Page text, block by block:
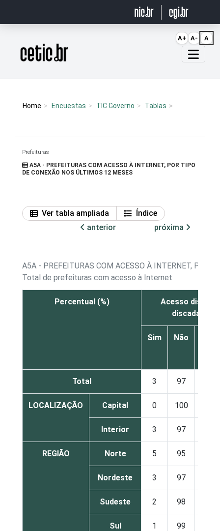
Página inicial
Home Encuestas TIC Governo Tablas
Prefeituras
A5A - PREFEITURAS COM ACESSO À INTERNET, POR TIPO
DE CONEXÃO NOS ÚLTIMOS 12 MESES
Ver tabla ampliada
Índice
anterior
próxima
A5A - PREFEITURAS COM ACESSO À INTERNET, POR
Total de prefeituras com acesso à Internet
Percentual (%)
Acesso
discada via
Sim Não
Total 3 97
LOCALIZAÇÃO Capital 0 100
Interior 3 97
REGIÃO Norte 5 95
Nordeste 3 97
Sudeste 2 98
Sul 1 99
A+ A- A